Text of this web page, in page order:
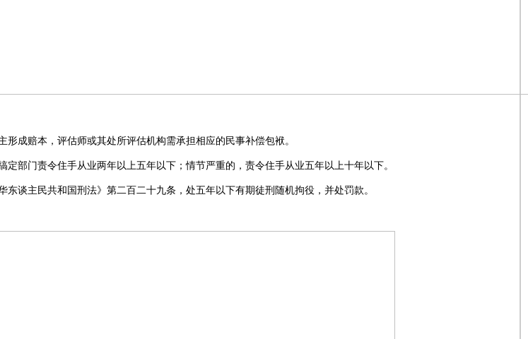
成赔本，评估师或其处所评估机构需承担相应的民事补偿包袱。
部门责令住手从业两年以上五年以下；情节严重的，责令住手从业五年以上十年以下。
谈主民共和国刑法》第二百二十九条，处五年以下有期徒刑随机拘役，并处罚款。